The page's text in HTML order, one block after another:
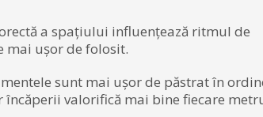
a spațiului influențează ritmul de
mai ușor de folosit.
sunt mai ușor de păstrat în
valorifică mai bine fiecare